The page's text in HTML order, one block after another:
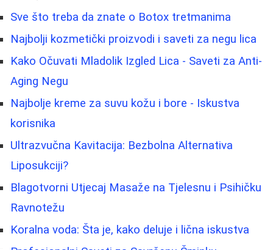
Sve što treba da znate o Botox tretmanima
Najbolji kozmetički proizvodi i saveti za negu lica
Kako Očuvati Mladolik Izgled Lica - Saveti za Anti-
Aging Negu
Najbolje kreme za suvu kožu i bore - Iskustva
korisnika
Ultrazvučna Kavitacija: Bezbolna Alternativa
Liposukciji?
Blagotvorni Utjecaj Masaže na Tjelesnu i Psihičku
Ravnotežu
Koralna voda: Šta je, kako deluje i lična iskustva